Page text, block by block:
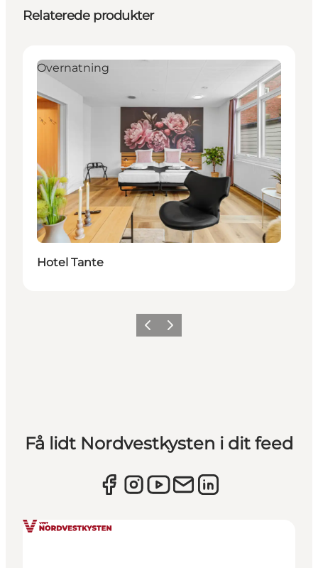
Relaterede produkter
Overnatning
Hotel Tante
ForrigeNæste
Få lidt Nordvestkysten i dit feed